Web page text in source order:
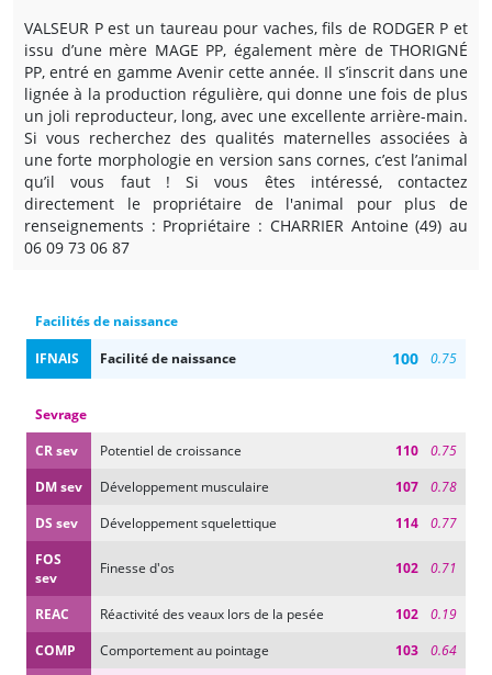
VALSEUR P est un taureau pour vaches, fils de RODGER P et
issu d’une mère MAGE PP, également mère de THORIGNÉ
PP, entré en gamme Avenir cette année. Il s’inscrit dans une
lignée à la production régulière, qui donne une fois de plus
un joli reproducteur, long, avec une excellente arrière-main.
Si vous recherchez des qualités maternelles associées à
une forte morphologie en version sans cornes, c’est l’animal
qu’il vous faut ! Si vous êtes intéressé, contactez
directement le propriétaire de l'animal pour plus de
renseignements : Propriétaire : CHARRIER Antoine (49) au
06 09 73 06 87
Facilités de naissance
IFNAIS
Facilité de naissance 100 0.75
Sevrage
CR sev
Potentiel de croissance 110
0.75
DM sev
Développement musculaire 107
0.78
DS sev
Développement squelettique 114
0.77
FOS
sev
Finesse d'os 102 0.71
REAC Réactivité des veaux lors de la pesée 102
0.19
COMP
Comportement au pointage 103
0.64